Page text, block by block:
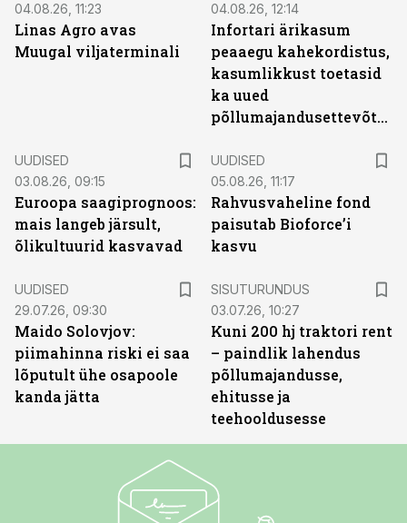
04.08.26, 11:23
Linas Agro avas
Muugal viljaterminali
04.08.26, 12:14
Infortari ärikasum
peaaegu kahekordistus,
kasumlikkust toetasid
ka uued
põllumajandusettevõtted
UUDISED
03.08.26, 09:15
Euroopa saagiprognoos:
mais langeb järsult,
õlikultuurid kasvavad
UUDISED
05.08.26, 11:17
Rahvusvaheline fond
paisutab Bioforce’i
kasvu
UUDISED
29.07.26, 09:30
Maido Solovjov:
piimahinna riski ei saa
lõputult ühe osapoole
kanda jätta
SISUTURUNDUS
03.07.26, 10:27
Kuni 200 hj traktori rent
– paindlik lahendus
põllumajandusse,
ehitusse ja
teehooldusesse